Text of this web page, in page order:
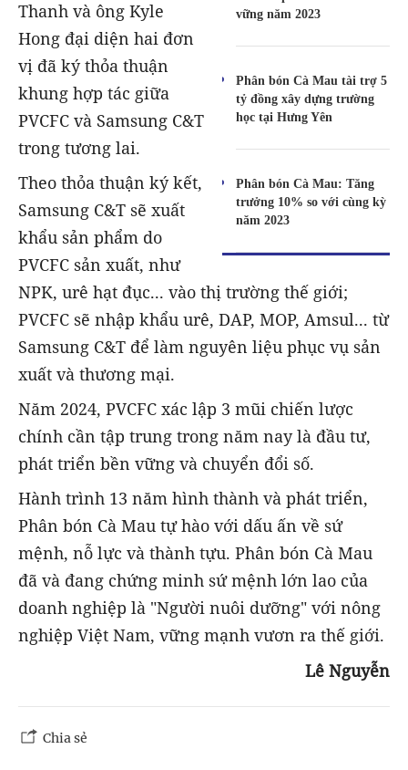
vững năm 2023
Phân bón Cà Mau tài trợ 5
tỷ đồng xây dựng trường
học tại Hưng Yên
Phân bón Cà Mau: Tăng
trưởng 10% so với cùng kỳ
năm 2023
Thanh và ông Kyle
Hong đại diện hai đơn
vị đã ký thỏa thuận
khung hợp tác giữa
PVCFC và Samsung C&T
trong tương lai.
Theo thỏa thuận ký kết,
Samsung C&T sẽ xuất
khẩu sản phẩm do
PVCFC sản xuất, như
NPK, urê hạt đục... vào thị trường thế giới;
PVCFC sẽ nhập khẩu urê, DAP, MOP, Amsul... từ
Samsung C&T để làm nguyên liệu phục vụ sản
xuất và thương mại.
Năm 2024, PVCFC xác lập 3 mũi chiến lược
chính cần tập trung trong năm nay là đầu tư,
phát triển bền vững và chuyển đổi số.
Hành trình 13 năm hình thành và phát triển,
Phân bón Cà Mau tự hào với dấu ấn về sứ
mệnh, nỗ lực và thành tựu. Phân bón Cà Mau
đã và đang chứng minh sứ mệnh lớn lao của
doanh nghiệp là "Người nuôi dưỡng" với nông
nghiệp Việt Nam, vững mạnh vươn ra thế giới.
Lê Nguyễn
Chia sẻ